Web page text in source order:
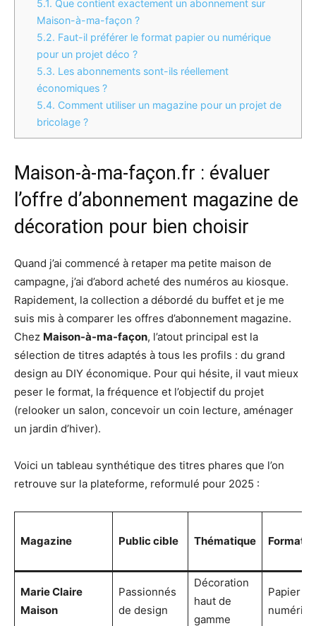
5.1. Que contient exactement un abonnement sur
Maison-à-ma-façon ?
5.2. Faut-il préférer le format papier ou numérique
pour un projet déco ?
5.3. Les abonnements sont-ils réellement
économiques ?
5.4. Comment utiliser un magazine pour un projet de
bricolage ?
Maison-à-ma-façon.fr : évaluer
l’offre d’abonnement magazine de
décoration pour bien choisir
Quand j’ai commencé à retaper ma petite maison de
campagne, j’ai d’abord acheté des numéros au kiosque.
Rapidement, la collection a débordé du buffet et je me
suis mis à comparer les offres d’abonnement magazine.
Chez Maison-à-ma-façon, l’atout principal est la
sélection de titres adaptés à tous les profils : du grand
design au DIY économique. Pour qui hésite, il vaut mieux
peser le format, la fréquence et l’objectif du projet
(relooker un salon, concevoir un coin lecture, aménager
un jardin d’hiver).
Voici un tableau synthétique des titres phares que l’on
retrouve sur la plateforme, reformulé pour 2025 :
Magazine Public cible Thématique Format
Marie Claire
Maison
Passionnés
de design
Décoration
haut de
gamme
Papier &